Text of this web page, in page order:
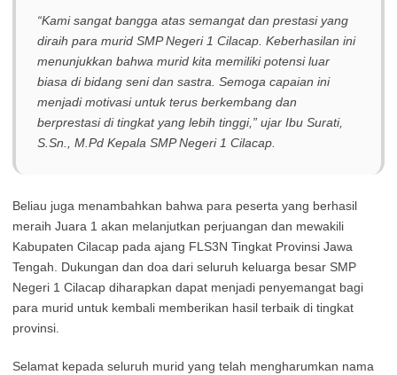
“Kami sangat bangga atas semangat dan prestasi yang
diraih para murid SMP Negeri 1 Cilacap. Keberhasilan ini
menunjukkan bahwa murid kita memiliki potensi luar
biasa di bidang seni dan sastra. Semoga capaian ini
menjadi motivasi untuk terus berkembang dan
berprestasi di tingkat yang lebih tinggi,” ujar Ibu Surati,
S.Sn., M.Pd Kepala SMP Negeri 1 Cilacap.
Beliau juga menambahkan bahwa para peserta yang berhasil
meraih Juara 1 akan melanjutkan perjuangan dan mewakili
Kabupaten Cilacap pada ajang FLS3N Tingkat Provinsi Jawa
Tengah. Dukungan dan doa dari seluruh keluarga besar SMP
Negeri 1 Cilacap diharapkan dapat menjadi penyemangat bagi
para murid untuk kembali memberikan hasil terbaik di tingkat
provinsi.
Selamat kepada seluruh murid yang telah mengharumkan nama